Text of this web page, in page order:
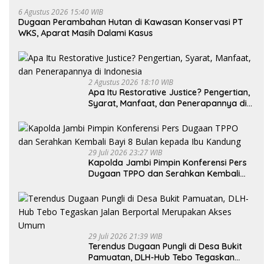
6 Agustus 2026 15:40 WIB
Dugaan Perambahan Hutan di Kawasan Konservasi PT
WKS, Aparat Masih Dalami Kasus
2 Agustus 2026 18:10 WIB
Apa Itu Restorative Justice? Pengertian,
Syarat, Manfaat, dan Penerapannya di
29 Juli 2026 23:27 WIB
Kapolda Jambi Pimpin Konferensi Pers
Dugaan TPPO dan Serahkan Kembali
29 Juli 2026 21:39 WIB
Terendus Dugaan Pungli di Desa Bukit
Pamuatan, DLH-Hub Tebo Tegaskan